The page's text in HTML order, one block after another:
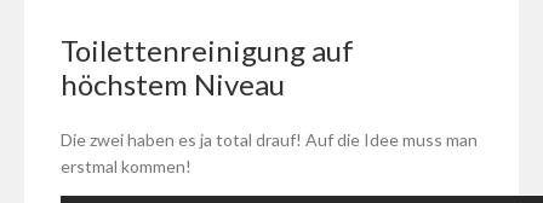
Toilettenreinigung auf
höchstem Niveau
Die zwei haben es ja total drauf! Auf die Idee muss man
erstmal kommen!